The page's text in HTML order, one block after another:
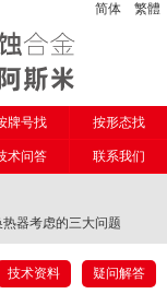
简体 繁體
牌号找 按形态找
术问答 联系我们
器考虑的三大问题
技术资料 疑问解答